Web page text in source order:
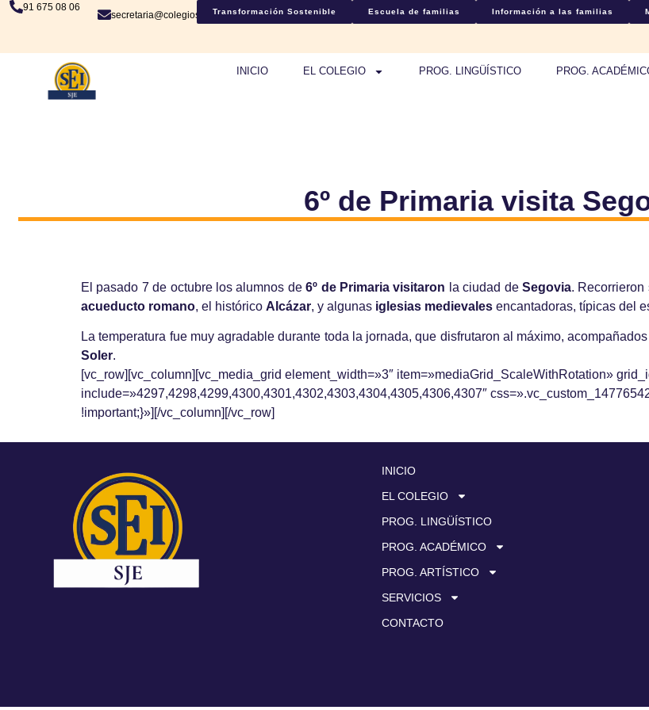
91 675 08 06
secretaria@colegiosje.esTransformación Sostenible Escuela de familias Información a las familias
INICIO EL COLEGIO PROG. LINGÜÍSTICO PROG.
6º de Primaria visita
El pasado 7 de octubre los alumnos de6º de Primaria visitaron la ciudad deSegovia.
acueducto romano, el histórico Alcázar, y algunas iglesias medievales encantadoras, típicas del
La temperatura fue muy agradable durante toda la jornada, que disfrutaron al máximo,
Soler.
[vc_row][vc_column][vc_media_grid element_width=»3″ item=»mediaGrid_ScaleWithRotation»
include=»4297,4298,4299,4300,4301,4302,4303,4304,4305,4306,4307″
!important;}»][/vc_column][/vc_row]
INICIO
EL COLEGIO
PROG. LINGÜÍSTICO
PROG. ACADÉMICO
PROG. ARTÍSTICO
SERVICIOS
CONTACTO